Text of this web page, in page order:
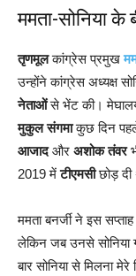
ममता-सोनिया के
तृणमूलकांग्रेस प्रमुख
उन्होंने कांग्रेस अध्यक्ष
नेताओंसे भेंट की। मेघालय
मुकुल संगमाकुछ दिन पहले
आजादऔर अशोक तंवर
2019 मेंटीएमसीछोड़ दी
ममता बनर्जी ने इस
लेकिन जब उनसे सोनिया
बार सोनिया से मिलना मेरे